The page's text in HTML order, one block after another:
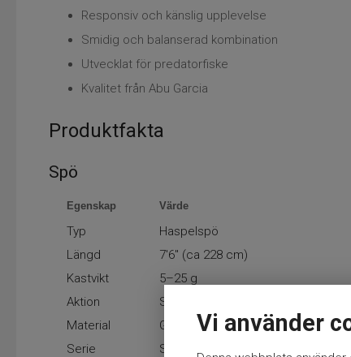
Vi använder
Responsiv och känslig upplevelse
Smidig och balanserad kombination
Utvecklat för predatorfiske
Kvalitet från Abu Garcia
Produktfakta
Spö
Egenskap Värde
Typ
Haspelspö
Längd
7'6" (ca 228 cm)
Kastvikt
5–25 g
Aktion
Snabb
Material
Grafit/kolfiber
Serie
Spike S